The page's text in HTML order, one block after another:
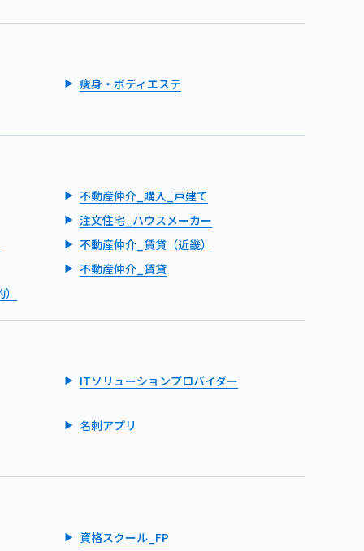
痩身・ボディエステ
不動産仲介_購入_戸建て
注文住宅_ハウスメーカー
不動産仲介_賃貸（近畿）
不動産仲介_賃貸
ITソリューションプロバイダー
名刺アプリ
資格スクール_FP